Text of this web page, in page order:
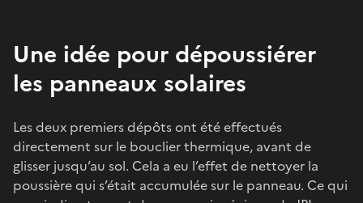
Une idée pour dépoussiérer
les panneaux solaires
Les deux premiers dépôts ont été effectués
directement sur le bouclier thermique, avant de
glisser jusqu’au sol. Cela a eu l’effet de nettoyer la
poussière qui s’était accumulée sur le panneau. Ce qui